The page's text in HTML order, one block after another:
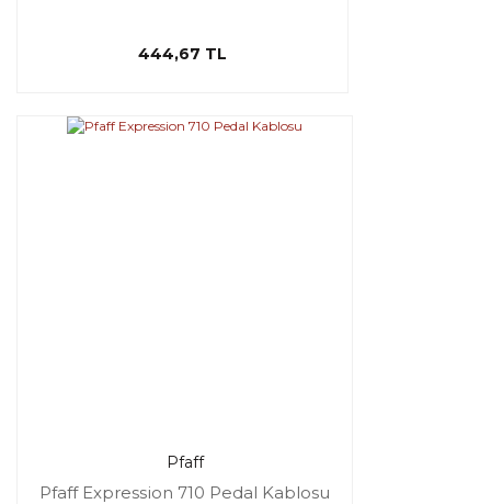
444,67 TL
Pfaff
Pfaff Expression 710 Pedal Kablosu